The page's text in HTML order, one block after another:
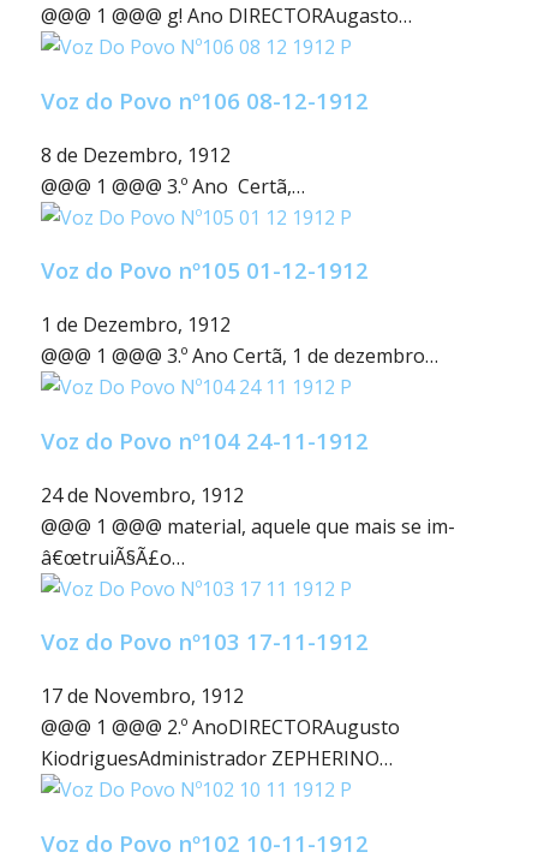
@@@ 1 @@@ g! Ano DIRECTORAugasto…
Voz do Povo nº106 08-12-1912
8 de Dezembro, 1912
@@@ 1 @@@ 3.º Ano Certã,…
Voz do Povo nº105 01-12-1912
1 de Dezembro, 1912
@@@ 1 @@@ 3.º Ano Certã, 1 de dezembro…
Voz do Povo nº104 24-11-1912
24 de Novembro, 1912
@@@ 1 @@@ material, aquele que mais se im-
â€œtruiÃ§Ã£o…
Voz do Povo nº103 17-11-1912
17 de Novembro, 1912
@@@ 1 @@@ 2.º AnoDIRECTORAugusto
KiodriguesAdministrador ZEPHERINO…
Voz do Povo nº102 10-11-1912